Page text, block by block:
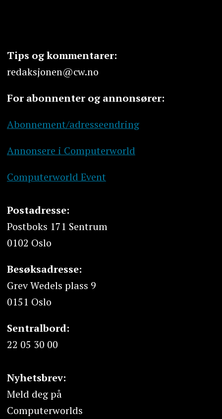
Tips og kommentarer:
redaksjonen@cw.no
For abonnenter og annonsører:
Abonnement/adresseendring
Annonsere i Computerworld
Computerworld Event
Postadresse:
Postboks 171 Sentrum
0102 Oslo
Besøksadresse:
Grev Wedels plass 9
0151 Oslo
Sentralbord:
22 05 30 00
Nyhetsbrev:
Meld deg på
Computerworlds